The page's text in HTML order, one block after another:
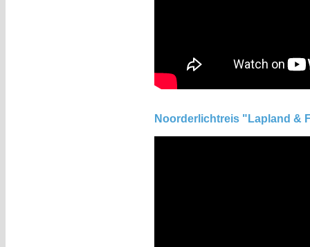
Noorderlichtreis "Lapland &